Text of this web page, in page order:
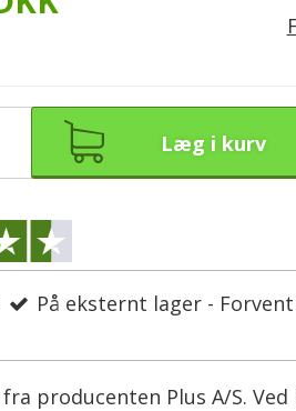
Læg i kurv
På eksternt lager -
producenten Plus A/S.